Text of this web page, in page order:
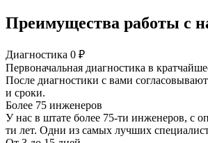
Преимущества работы с
Диагностика 0 ₽
Первоначальная диагностика в
После диагностики с вами
и сроки.
Более 75 инженеров
У нас в штате более 75-ти инженеров, с
ти лет. Одни из самых лучших